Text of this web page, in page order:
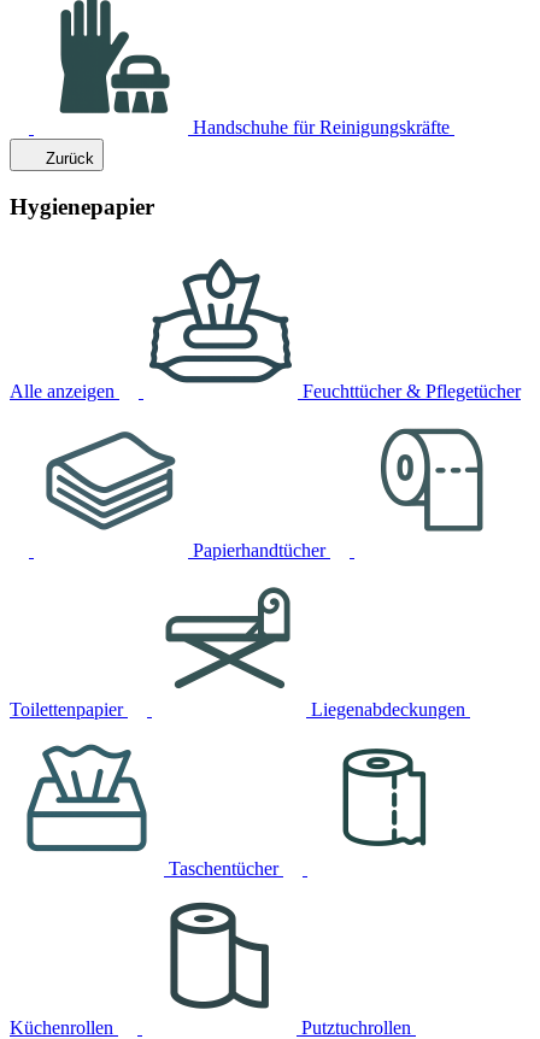
Handschuhe für Reinigungskräfte
Zurück
Hygienepapier
Alle anzeigen Feuchttücher & Pflegetücher
Papierhandtücher
Toilettenpapier Liegenabdeckungen
Taschentücher
Küchenrollen Putztuchrollen